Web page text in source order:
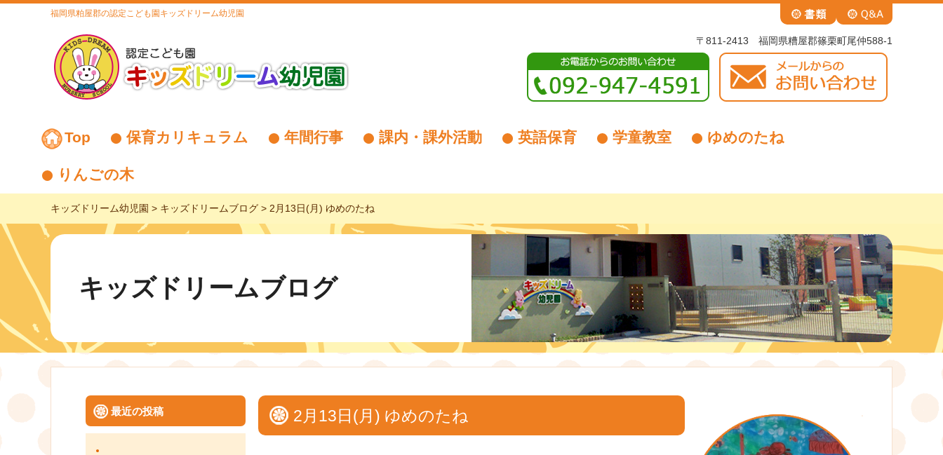
福岡県粕屋郡の認定こども園キッズドリーム幼児園
〒811-2413 福岡県糟屋郡篠栗町尾仲588-1
Top 保育カリキュラム 年間行事 課内・課外活動 英語保育 学童教室 ゆめのたね
りんごの木
キッズドリーム幼児園 > キッズドリームブログ > 2月13日(月) ゆめのたね
キッズドリームブログ
最近の投稿 2月13日(月) ゆめのたね